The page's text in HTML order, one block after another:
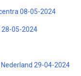
08-05-2024
28-05-2024
29-04-2024